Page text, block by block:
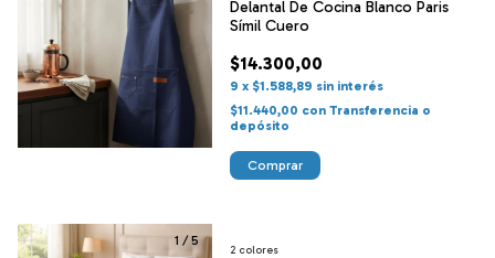
Delantal De Cocina Blanco Paris
Símil Cuero
$14.300,00
9 x $1.588,89 sin interés
$11.440,00 con Transferencia o
depósito
Comprar
1 /5
2 colores